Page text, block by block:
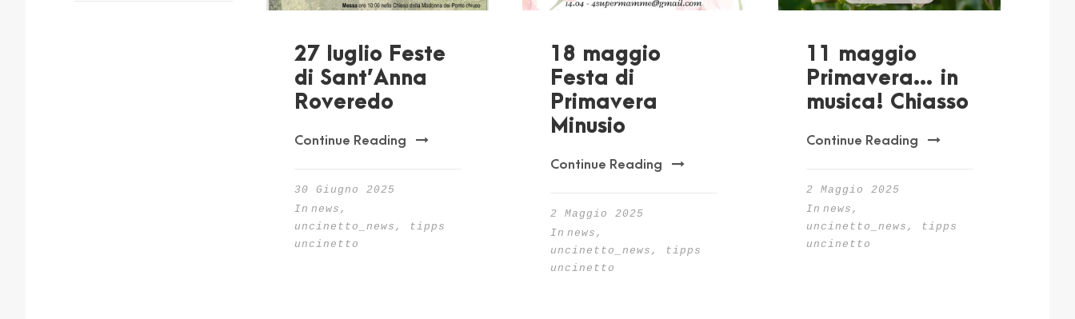
27 luglio Feste
di Sant’Anna
Roveredo
Continue Reading
30 Giugno 2025
In news ,
uncinetto_news ,
tipps
uncinetto
18 maggio
Festa di
Primavera
Minusio
Continue Reading
2 Maggio 2025
In news ,
uncinetto_news ,
tipps
uncinetto
11 maggio
Primavera… in
musica! Chiasso
Continue Reading
2 Maggio 2025
In news ,
uncinetto_news ,
tipps
uncinetto